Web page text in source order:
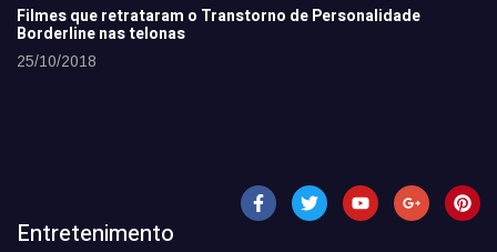
Filmes que retrataram o Transtorno de Personalidade
Borderline nas telonas
25/10/2018
Entretenimento